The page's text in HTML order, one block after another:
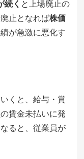
続く と上場廃止の
止となれば株価
が急激に悪化す
くと、給与・賞
賃金未払いに発
ると、従業員が